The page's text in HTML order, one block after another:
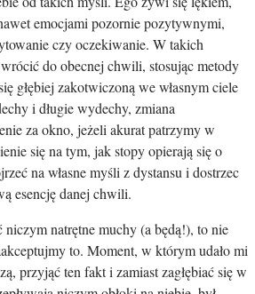
emocjami pozornie pozytywnymi,
czy oczekiwanie. W takich
wrócić do obecnej chwili, stosując metody
głębiej zakotwiczoną we własnym ciele
i długie wydechy, zmiana
za okno, jeżeli akurat patrzymy w
się na tym, jak stopy opierają się o
na własne myśli z dystansu i dostrzec
esencję danej chwili.
niczym natrętne muchy (a będą!), to nie
to. Moment, w którym udało mi
przyjąć ten fakt i zamiast zagłębiać się w